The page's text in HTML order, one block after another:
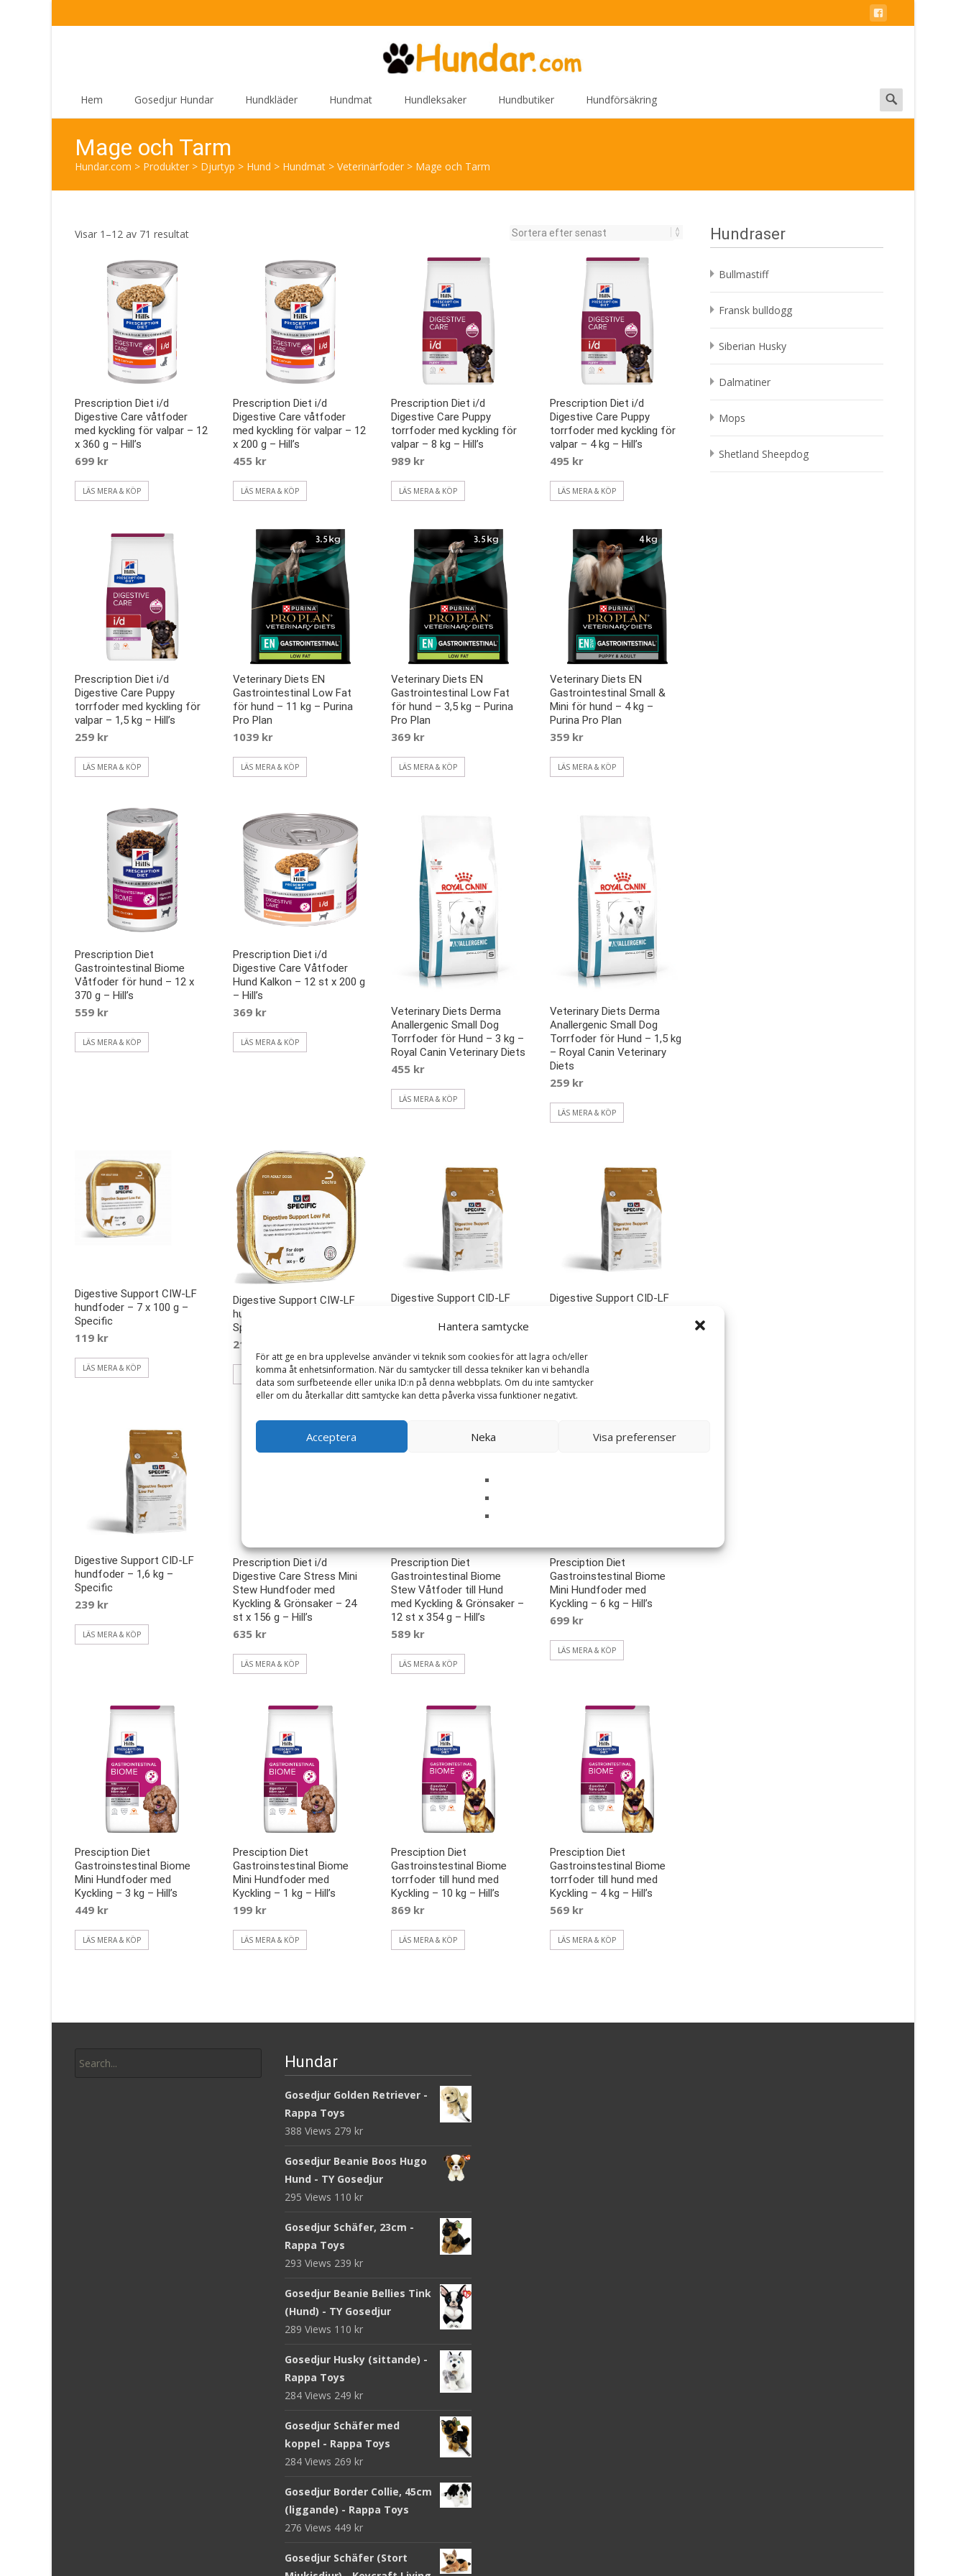
Hantera samtycke
För att ge en bra upplevelse använder vi teknik som cookies för att lagra och/eller
komma åt enhetsinformation. När du samtycker till dessa tekniker kan vi behandla
data som surfbeteende eller unika ID:n på denna webbplats. Om du inte samtycker
eller om du återkallar ditt samtycke kan detta påverka vissa funktioner negativt.
Acceptera Neka Visa preferenser
Hem Gosedjur Hundar Hundkläder Hundmat Hundleksaker Hundbutiker Hundförsäkring
Search
for:
Mage och Tarm
Hundar.com > Produkter > Djurtyp > Hund > Hundmat > Veterinärfoder > Mage och Tarm
Visar 1–12 av 71 resultatSortera
Prescription Diet i/d
Digestive Care våtfoder
med kyckling för valpar – 12
x 360 g – Hill’s
699 kr
LÄS MERA & KÖP
Prescription Diet i/d
Digestive Care våtfoder
med kyckling för valpar – 12
x 200 g – Hill’s
455 kr
LÄS MERA & KÖP
Prescription Diet i/d
Digestive Care Puppy
torrfoder med kyckling för
valpar – 8 kg – Hill’s
989 kr
LÄS MERA & KÖP
Prescription Diet i/d
Digestive Care Puppy
torrfoder med kyckling för
valpar – 4 kg – Hill’s
495 kr
LÄS MERA & KÖP
Prescription Diet i/d
Digestive Care Puppy
torrfoder med kyckling för
valpar – 1,5 kg – Hill’s
259 kr
LÄS MERA & KÖP
Veterinary Diets EN
Gastrointestinal Low Fat
för hund – 11 kg – Purina
Pro Plan
1039 kr
LÄS MERA & KÖP
Veterinary Diets EN
Gastrointestinal Low Fat
för hund – 3,5 kg – Purina
Pro Plan
369 kr
LÄS MERA & KÖP
Veterinary Diets EN
Gastrointestinal Small &
Mini för hund – 4 kg –
Purina Pro Plan
359 kr
LÄS MERA & KÖP
Prescription Diet
Gastrointestinal Biome
Våtfoder för hund – 12 x
370 g – Hill’s
559 kr
LÄS MERA & KÖP
Prescription Diet i/d
Digestive Care Våtfoder
Hund Kalkon – 12 st x 200 g
– Hill’s
369 kr
LÄS MERA & KÖP
Veterinary Diets Derma
Anallergenic Small Dog
Torrfoder för Hund – 3 kg –
Royal Canin Veterinary Diets
455 kr
LÄS MERA & KÖP
Veterinary Diets Derma
Anallergenic Small Dog
Torrfoder för Hund – 1,5 kg
– Royal Canin Veterinary
Diets
259 kr
LÄS MERA & KÖP
Digestive Support CIW-LF
hundfoder – 7 x 100 g –
Specific
119 kr
LÄS MERA & KÖP
Digestive Support CIW-LF
hundfoder – 6 st x 300 g –
Specific
219
LÄS MERA & KÖP
Digestive Support CID-LF
LÄS MERA & KÖP
Digestive Support CID-LF
LÄS MERA & KÖP
Digestive Support CID-LF
hundfoder – 1,6 kg –
Specific
239 kr
LÄS MERA & KÖP
Prescription Diet i/d
Digestive Care Stress Mini
Stew Hundfoder med
Kyckling & Grönsaker – 24
st x 156 g – Hill’s
635 kr
LÄS MERA & KÖP
Prescription Diet
Gastrointestinal Biome
Stew Våtfoder till Hund
med Kyckling & Grönsaker –
12 st x 354 g – Hill’s
589 kr
LÄS MERA & KÖP
Presciption Diet
Gastroinstestinal Biome
Mini Hundfoder med
Kyckling – 6 kg – Hill’s
699 kr
LÄS MERA & KÖP
Presciption Diet
Gastroinstestinal Biome
Mini Hundfoder med
Kyckling – 3 kg – Hill’s
449 kr
LÄS MERA & KÖP
Presciption Diet
Gastroinstestinal Biome
Mini Hundfoder med
Kyckling – 1 kg – Hill’s
199 kr
LÄS MERA & KÖP
Presciption Diet
Gastroinstestinal Biome
torrfoder till hund med
Kyckling – 10 kg – Hill’s
869 kr
LÄS MERA & KÖP
Presciption Diet
Gastroinstestinal Biome
torrfoder till hund med
Kyckling – 4 kg – Hill’s
569 kr
LÄS MERA & KÖP
Hundraser
Bullmastiff
Fransk bulldogg
Siberian Husky
Dalmatiner
Mops
Shetland Sheepdog
for:
Hundar
Gosedjur Golden Retriever -
Rappa Toys
388 Views 279 kr
Gosedjur Beanie Boos Hugo
Hund - TY Gosedjur
295 Views 110 kr
Gosedjur Schäfer, 23cm -
Rappa Toys
293 Views 239 kr
Gosedjur Beanie Bellies Tink
(Hund) - TY Gosedjur
289 Views 110 kr
Gosedjur Husky (sittande) -
Rappa Toys
284 Views 249 kr
Gosedjur Schäfer med
koppel - Rappa Toys
284 Views 269 kr
Gosedjur Border Collie, 45cm
(liggande) - Rappa Toys
276 Views 449 kr
Gosedjur Schäfer (Stort